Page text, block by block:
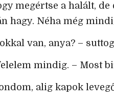
megértse a halált, de
hagy. Néha még
van, anya? –
mindig. – Most
alig kapok